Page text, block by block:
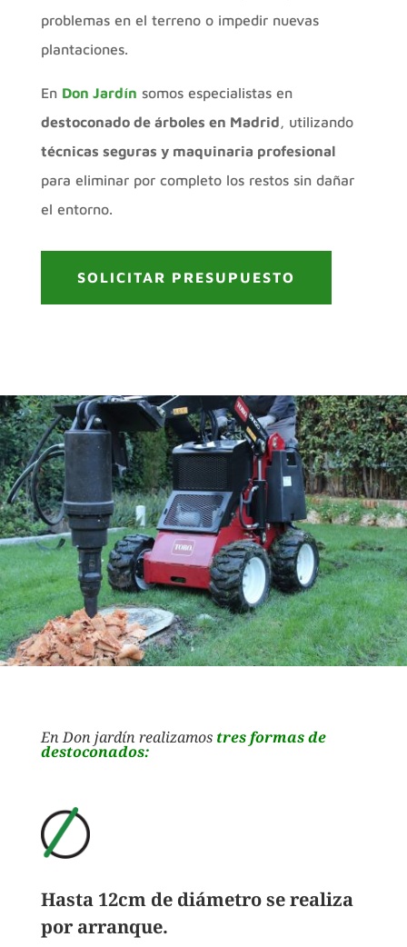
problemas en el terreno o impedir nuevas
plantaciones.
En Don Jardín somos especialistas en
destoconado de árboles en Madrid , utilizando
técnicas seguras y maquinaria profesional
para eliminar por completo los restos sin dañar
el entorno.
SOLICITAR PRESUPUESTO
En Don jardín realizamos tres formas de
destoconados:
Hasta 12cm de diámetro se realiza
por arranque.